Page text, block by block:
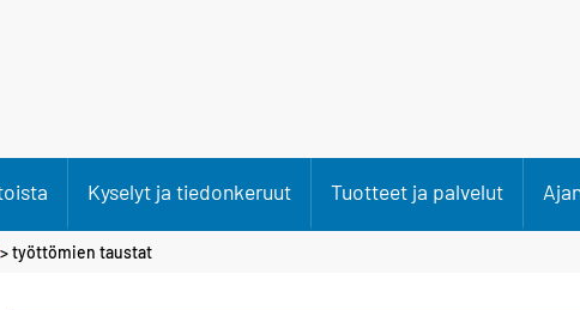
Kyselyt ja tiedonkeruut Tuotteet ja palvelut
>työttömien taustat